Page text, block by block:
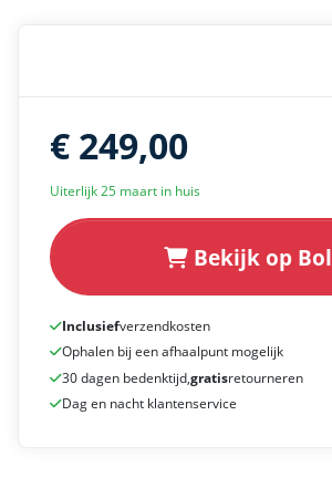
€ 249,00
Uiterlijk 25 maart in huis
Bekijk op Bol
Inclusiefverzendkosten
Ophalen bij een afhaalpunt mogelijk
30 dagen bedenktijd,gratisretourneren
Dag en nacht klantenservice